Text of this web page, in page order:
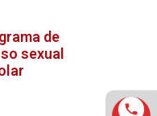
de
sexual